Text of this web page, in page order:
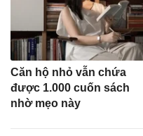
Căn hộ nhỏ vẫn chứa
được 1.000 cuốn sách
nhờ mẹo này